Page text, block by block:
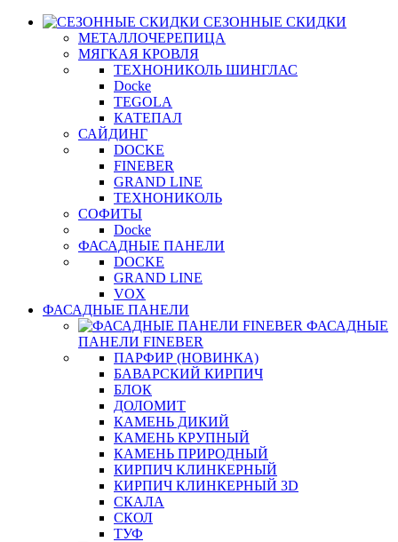
СЕЗОННЫЕ СКИДКИ
МЕТАЛЛОЧЕРЕПИЦА
МЯГКАЯ КРОВЛЯ
ТЕХНОНИКОЛЬ ШИНГЛАС
Docke
TEGOLA
КАТЕПАЛ
САЙДИНГ
DOCKE
FINEBER
GRAND LINE
ТЕХНОНИКОЛЬ
СОФИТЫ
Docke
ФАСАДНЫЕ ПАНЕЛИ
DOCKE
GRAND LINE
VOX
ФАСАДНЫЕ ПАНЕЛИ
ФАСАДНЫЕ
ПАНЕЛИ FINEBER
ПАРФИР (НОВИНКА)
БАВАРСКИЙ КИРПИЧ
БЛОК
ДОЛОМИТ
КАМЕНЬ ДИКИЙ
КАМЕНЬ КРУПНЫЙ
КАМЕНЬ ПРИРОДНЫЙ
КИРПИЧ КЛИНКЕРНЫЙ
КИРПИЧ КЛИНКЕРНЫЙ 3D
СКАЛА
СКОЛ
ТУФ